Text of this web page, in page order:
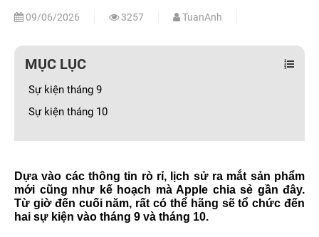
09/06/2026 3257 TuanAnh
MỤC LỤC
Sự kiện tháng 9
Sự kiện tháng 10
Dựa vào các thông tin rò rỉ, lịch sử ra mắt sản phẩm
mới cũng như kế hoạch mà Apple chia sẻ gần đây.
Từ giờ đến cuối năm, rất có thể hãng sẽ tổ chức đến
hai sự kiện vào tháng 9 và tháng 10.